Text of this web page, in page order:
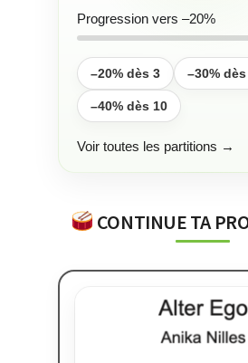
Progression vers –20%
–20% dès 3 –30%
–40% dès 10
Voir toutes les partitions →
CONTINUE TA